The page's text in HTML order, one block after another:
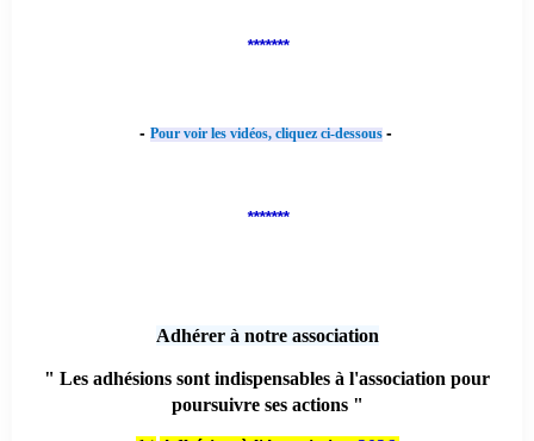
*******
- Pour voir les vidéos, cliquez ci-dessous -
*******
Adhérer à notre association
" Les adhésions sont indispensables à l'association pour
poursuivre ses actions "